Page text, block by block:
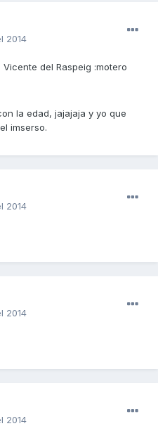
2014
del Raspeig :motero
la edad, jajajaja y yo que
imserso.
2014
2014
2014